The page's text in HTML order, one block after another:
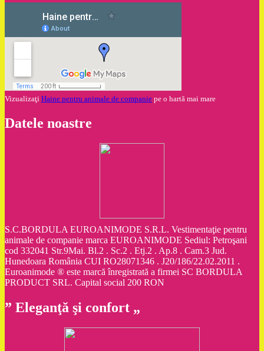
Vizualizaţi Haine pentru animale de companie pe o hartă mai mare
Datele noastre
S.C.BORDULA EUROANIMODE S.R.L. Vestimentaţie pentru
animale de companie marca EUROANIMODE Sediul: Petroşani
cod 332041 Str.9Mai. Bl.2 . Sc.2 . Etj.2 . Ap.8 . Cam.3 Jud.
Hunedoara România CUI RO28071346 . J20/186/22.02.2011 .
Euroanimode ® este marcă înregistrată a firmei SC BORDULA
PRODUCT SRL. Capital social 200 RON
” Eleganţă şi confort „